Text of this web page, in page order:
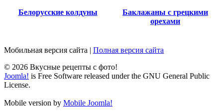
Белорусские колдуны
Баклажаны с грецкими
орехами
Мобильная версия сайта | Полная версия сайта
© 2026 Вкусные рецепты с фото!
Joomla! is Free Software released under the GNU General Public
License.
Mobile version by Mobile Joomla!